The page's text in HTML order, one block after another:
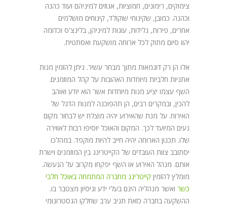
צימוקים, רימונים, חמוציות, אגוזים למיניהם ועוד כהנה
וכהנה. כמובן, שקינוחי שוקולד, קינוחים מושלמים
אחרים, פירות, גלידות, עוגות למיניהן, בלינצ'ס וכדומה
יהוו סיום מתוק לכל ארוחה מושקעת ואסתטית.
אלו הן רק דוגמאות מתוך מבחר עשיר. ניתן להזמין מנות
אתניות חלביות מיוחדות האהובות על קהל המוזמנים.
השף עצמו יציע מנות מיוחדות אשר הוא יודע ואוהב
להכין, ובמקרים רבים, הן תהפוכנה למנות הדגל של
האירוח. על מנת שהאירוע יהיה מוצלח יש לבחור מקום
נעים המיועד לכך. המקום והאוכל יוסיפו רבות לאווירה
שלו. תכנון הארוחה יהיה חייב להיות מוקפד. במהלכו
יסתובב צוות העובדים של הקייטרינג בין המוזמנים וישרת
אותם. מנהל האירוע או השף יפקחו מקרוב על הנעשה.
מומלץ להזמין קייטרינג מחברה המתמחה באוכל חלבי
כשר ואשר מנהליה הינם בעלי ידע וניסיון מצטבר בו.
ההשקעה בחברה כזאת תניב ערב שחלקו הגסטרונומי